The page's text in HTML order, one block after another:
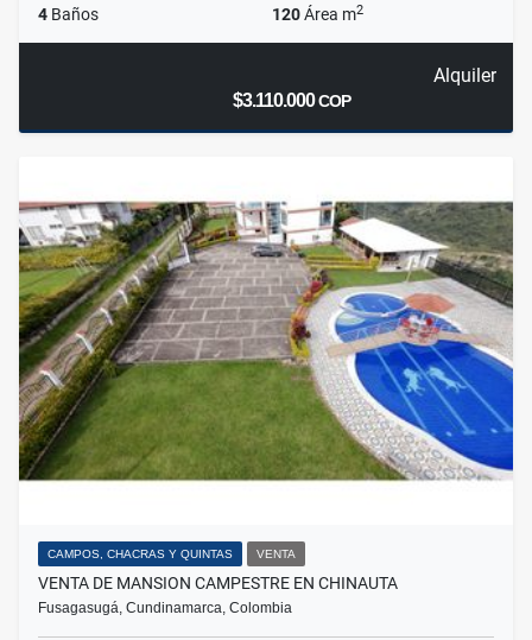
4 Baños 120Área m2
Alquiler
$3.110.000COP
CAMPOS, CHACRAS Y QUINTAS VENTA
VENTA DE MANSION CAMPESTRE EN CHINAUTA
Fusagasugá, Cundinamarca, Colombia